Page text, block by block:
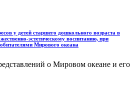
у детей старшего дошкольного возраста в
эстетическому воспитанию, при
Мирового океана
о Мировом океане и его